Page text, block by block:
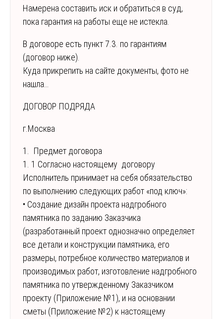
Намерена составить иск и обратиться в суд,
пока гарантия на работы еще не истекла.
В договоре есть пункт 7.3. по гарантиям
(договор ниже).
Куда прикрепить на сайте документы, фото не
нашла…
ДОГОВОР ПОДРЯДА
г.Москва
1. Предмет договора
1. 1 Согласно настоящему договору
Исполнитель принимает на себя обязательство
по выполнению следующих работ «под ключ»:
• Создание дизайн проекта надгробного
памятника по заданию Заказчика
(разработанный проект однозначно определяет
все детали и конструкции памятника, его
размеры, потребное количество материалов и
производимых работ, изготовление надгробного
памятника по утвержденному Заказчиком
проекту (Приложение №1), и на основании
сметы (Приложение №2) к настоящему